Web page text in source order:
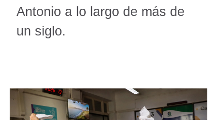
Antonio a lo largo de más de
un siglo.